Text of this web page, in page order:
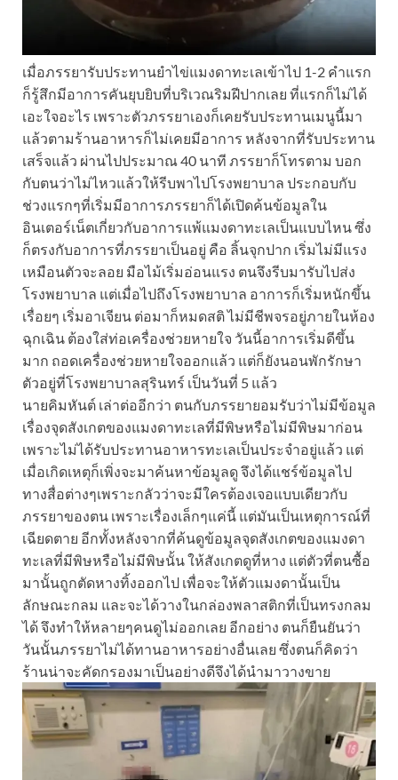
เมื่อภรรยารับประทานยำไข่แมงดาทะเลเข้าไป 1-2 คำแรก
ก็รู้สึกมีอาการคันยุบยิบที่บริเวณริมฝีปากเลย ที่แรกก็ไม่ได้
เอะใจอะไร เพราะตัวภรรยาเองก็เคยรับประทานเมนูนี้มา
แล้วตามร้านอาหารก็ไม่เคยมีอาการ หลังจากที่รับประทาน
เสร็จแล้ว ผ่านไปประมาณ 40 นาที ภรรยาก็โทรตาม บอก
กับตนว่าไม่ไหวแล้วให้รีบพาไปโรงพยาบาล ประกอบกับ
ช่วงแรกๆที่เริ่มมีอาการภรรยาก็ได้เปิดค้นข้อมูลใน
อินเตอร์เน็ตเกี่ยวกับอาการแพ้แมงดาทะเลเป็นแบบไหน ซึ่ง
ก็ตรงกับอาการที่ภรรยาเป็นอยู่ คือ ลิ้นจุกปาก เริ่มไม่มีแรง
เหมือนตัวจะลอย มือไม้เริ่มอ่อนแรง ตนจึงรีบมารับไปส่ง
โรงพยาบาล แต่เมื่อไปถึงโรงพยาบาล อาการก็เริ่มหนักขึ้น
เรื่อยๆ เริ่มอาเจียน ต่อมาก็หมดสติ ไม่มีชีพจรอยู่ภายในห้อง
ฉุกเฉิน ต้องใส่ท่อเครื่องช่วยหายใจ วันนี้อาการเริ่มดีขึ้น
มาก ถอดเครื่องช่วยหายใจออกแล้ว แต่ก็ยังนอนพักรักษา
ตัวอยู่ที่โรงพยาบาลสุรินทร์ เป็นวันที่ 5 แล้ว
นายคิมหันต์ เล่าต่ออีกว่า ตนกับภรรยายอมรับว่าไม่มีข้อมูล
เรื่องจุดสังเกตของแมงดาทะเลที่มีพิษหรือไม่มีพิษมาก่อน
เพราะไม่ได้รับประทานอาหารทะเลเป็นประจำอยู่แล้ว แต่
เมื่อเกิดเหตุก็เพิ่งจะมาค้นหาข้อมูลดู จึงได้แชร์ข้อมูลไป
ทางสื่อต่างๆเพราะกลัวว่าจะมีใครต้องเจอแบบเดียวกับ
ภรรยาของตน เพราะเรื่องเล็กๆแค่นี้ แต่มันเป็นเหตุการณ์ที่
เฉียดตาย อีกทั้งหลังจากที่ค้นดูข้อมูลจุดสังเกตของแมงดา
ทะเลที่มีพิษหรือไม่มีพิษนั้น ให้สังเกตดูที่หาง แต่ตัวที่ตนซื้อ
มานั้นถูกตัดหางทิ้งออกไป เพื่อจะให้ตัวแมงดานั้นเป็น
ลักษณะกลม และจะได้วางในกล่องพลาสติกที่เป็นทรงกลม
ได้ จึงทำให้หลายๆคนดูไม่ออกเลย อีกอย่าง ตนก็ยืนยันว่า
วันนั้นภรรยาไม่ได้ทานอาหารอย่างอื่นเลย ซึ่งตนก็คิดว่า
ร้านน่าจะคัดกรองมาเป็นอย่างดีจึงได้นำมาวางขาย